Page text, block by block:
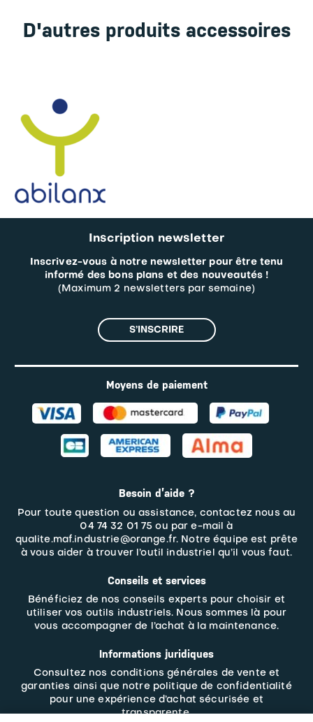
D'autres produits accessoires
Inscription newsletter
Inscrivez-vous à notre newsletter pour être tenu
informé des bons plans et des nouveautés !
(Maximum 2 newsletters par semaine)
S’INSCRIRE
Moyens de paiement
Besoin d’aide ?
Pour toute question ou assistance, contactez nous au
04 74 32 01 75 ou par e-mail à
qualite.maf.industrie@orange.fr. Notre équipe est prête
à vous aider à trouver l’outil industriel qu’il vous faut.
Conseils et services
Bénéficiez de nos conseils experts pour choisir et
utiliser vos outils industriels. Nous sommes là pour
vous accompagner de l’achat à la maintenance.
Informations juridiques
Consultez nos conditions générales de vente et
garanties ainsi que notre politique de confidentialité
pour une expérience d’achat sécurisée et
transparente.